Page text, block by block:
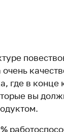
где в
вы